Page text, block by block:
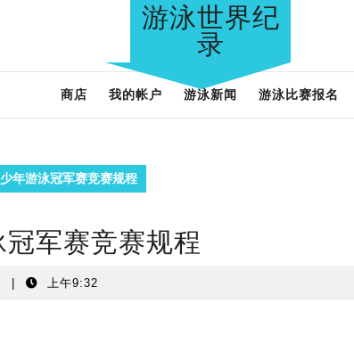
游泳世界纪
录
商店 我的帐户 游泳新闻 游泳比赛报名
年游泳冠军赛竞赛规程
军赛竞赛规程
上午9:32